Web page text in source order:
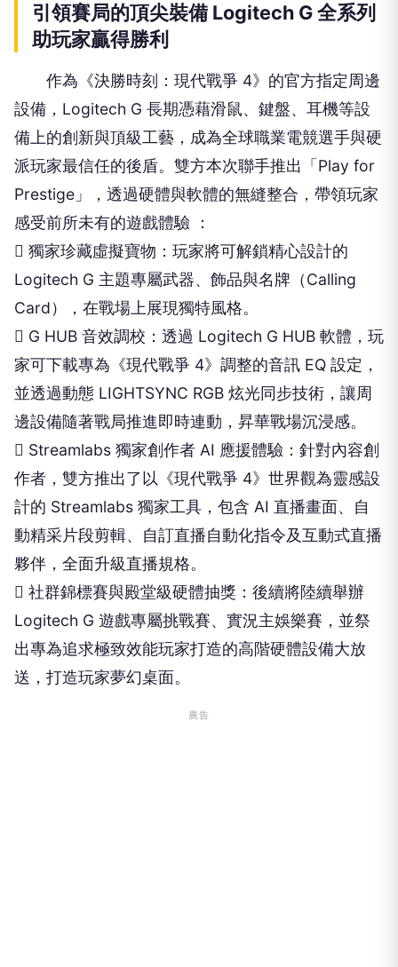
引領賽局的頂尖裝備 Logitech G 全系列
助玩家贏得勝利
作為《決勝時刻：現代戰爭 4》的官方指定周邊
設備，Logitech G 長期憑藉滑鼠、鍵盤、耳機等設
備上的創新與頂級工藝，成為全球職業電競選手與硬
派玩家最信任的後盾。雙方本次聯手推出「Play for
Prestige」，透過硬體與軟體的無縫整合，帶領玩家
感受前所未有的遊戲體驗 ：
 獨家珍藏虛擬寶物：玩家將可解鎖精心設計的
Logitech G 主題專屬武器、飾品與名牌（Calling
Card），在戰場上展現獨特風格。
 G HUB 音效調校：透過 Logitech G HUB 軟體，玩
家可下載專為《現代戰爭 4》調整的音訊 EQ 設定，
並透過動態 LIGHTSYNC RGB 炫光同步技術，讓周
邊設備隨著戰局推進即時連動，昇華戰場沉浸感。
 Streamlabs 獨家創作者 AI 應援體驗：針對內容創
作者，雙方推出了以《現代戰爭 4》世界觀為靈感設
計的 Streamlabs 獨家工具，包含 AI 直播畫面、自
動精采片段剪輯、自訂直播自動化指令及互動式直播
夥伴，全面升級直播規格。
 社群錦標賽與殿堂級硬體抽獎：後續將陸續舉辦
Logitech G 遊戲專屬挑戰賽、實況主娛樂賽，並祭
出專為追求極致效能玩家打造的高階硬體設備大放
送，打造玩家夢幻桌面。
廣告